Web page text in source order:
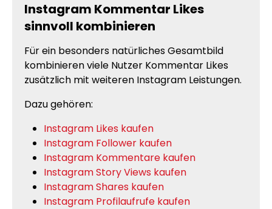
Instagram Kommentar Likes
sinnvoll kombinieren
Für ein besonders natürliches Gesamtbild
kombinieren viele Nutzer Kommentar Likes
zusätzlich mit weiteren Instagram Leistungen.
Dazu gehören:
Instagram Likes kaufen
Instagram Follower kaufen
Instagram Kommentare kaufen
Instagram Story Views kaufen
Instagram Shares kaufen
Instagram Profilaufrufe kaufen